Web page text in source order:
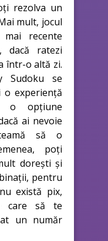
rezolva un
mult, jocul
recente
dacă ratezi
într-o altă zi.
Sudoku se
o experiență
o opțiune
ai nevoie
să o
poți
dorești și
pentru
există pix,
care să te
un număr